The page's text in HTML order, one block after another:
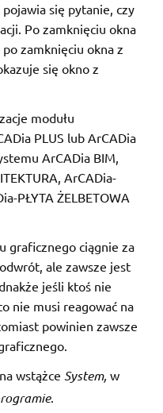
pojawia się pytanie, czy
Po zamknięciu okna
zamknięciu okna z
się okno z
modułu
PLUS lub ArCADia
ArCADia BIM,
ArCADia-
PŁYTA ŻELBETOWA
graficznego ciągnie za
ale zawsze jest
jeśli ktoś nie
nie musi reagować na
powinien zawsze
wstążce System, w
.